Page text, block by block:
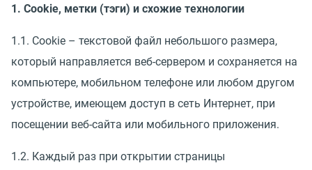
1. Cookie, метки (тэги) и схожие технологии
1.1. Cookie – текстовой файл небольшого размера,
который направляется веб-сервером и сохраняется на
компьютере, мобильном телефоне или любом другом
устройстве, имеющем доступ в сеть Интернет, при
посещении веб-сайта или мобильного приложения.
1.2. Каждый раз при открытии страницы